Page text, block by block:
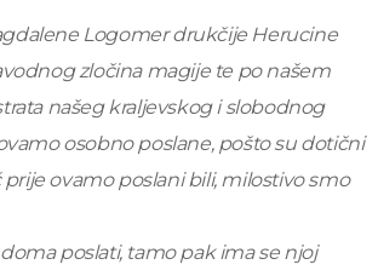
Logomer drukčije Herucine
zločina magije te po našem
našeg kraljevskog i slobodnog
osobno poslane, pošto su dotični
ovamo poslani bili, milostivo smo
poslati, tamo pak ima se njoj